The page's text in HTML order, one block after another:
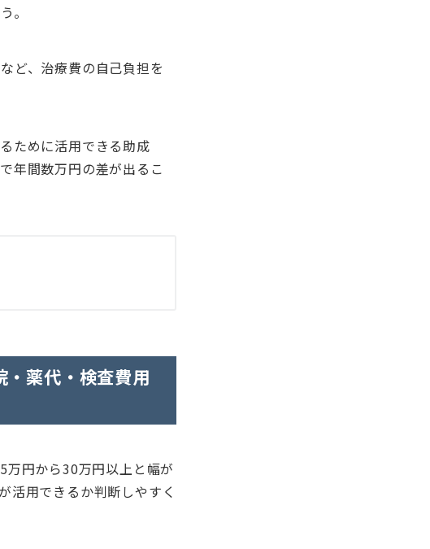
。
ど、治療費の自己負担を
ために活用できる助成
年間数万円の差が出るこ
薬代・検査費用
万円から30万円以上と幅が
活用できるか判断しやすく